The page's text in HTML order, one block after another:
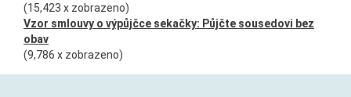
(15,423 x zobrazeno)
Vzor smlouvy o výpůjčce sekačky: Půjčte sousedovi bez
obav
(9,786 x zobrazeno)